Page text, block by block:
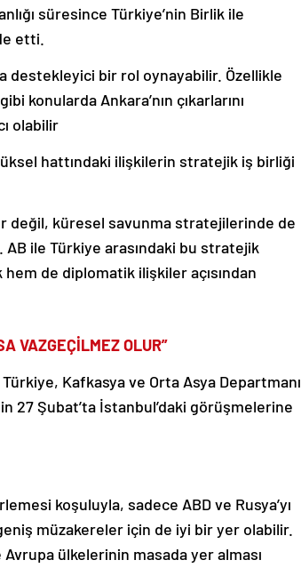
süresince Türkiye’nin Birlik ile
etti.
destekleyici bir rol oynayabilir. Özellikle
konularda Ankara’nın çıkarlarını
olabilir
hattındaki ilişkilerin stratejik iş birliği
değil, küresel savunma stratejilerinde de
AB ile Türkiye arasındaki bu stratejik
de diplomatik ilişkiler açısından
VAZGEÇİLMEZ OLUR”
Kafkasya ve Orta Asya Departmanı
27 Şubat’ta İstanbul’daki görüşmelerine
koşuluyla, sadece ABD ve Rusya’yı
müzakereler için de iyi bir yer olabilir.
Avrupa ülkelerinin masada yer alması